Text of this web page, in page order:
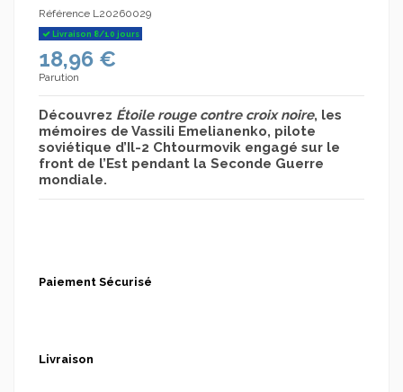
(2 avis)
Référence L20260029
Livraison 8/10 jours
18,96 €
Parution
Découvrez Étoile rouge contre croix noire, les
mémoires de Vassili Emelianenko, pilote
soviétique d’Il-2 Chtourmovik engagé sur le
front de l’Est pendant la Seconde Guerre
mondiale.
Paiement Sécurisé
Livraison